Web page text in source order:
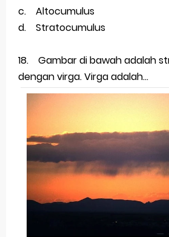
c. Altocumulus
d. Stratocumulus
18. Gambar di bawah adalah
dengan virga. Virga adalah...